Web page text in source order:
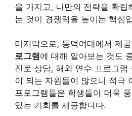
을 가지고, 나만의 전략을 확립
는 것이 경쟁력을 높이는 핵심
마지막으로, 동덕여대에서 제
로그램에 대해 알아보는 것도
진로 상담, 해외 연수 프로그램
이 되는 자원들이 많으니 적극
프로그램들은 학생들이 더욱
있는 기회를 제공합니다.